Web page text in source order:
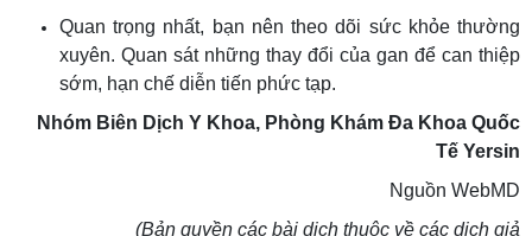
Quan trọng nhất, bạn nên theo dõi sức khỏe thường
xuyên. Quan sát những thay đổi của gan để can thiệp
sớm, hạn chế diễn tiến phức tạp.
Nhóm Biên Dịch Y Khoa, Phòng Khám Đa Khoa Quốc
Tế Yersin
Nguồn WebMD
(Bản quyền các bài dịch thuộc về các dịch giả